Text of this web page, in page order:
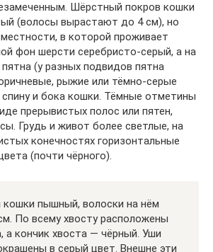
Шёрстный покров кошки
(волосы вырастают до 4 см), но
в которой проживает
фон шерсти серебристо-серый, а на
(у разных подвидов пятна
рыжие или тёмно-серые
и бока кошки. Тёмные отметины
прерывистых полос или пятен,
Грудь и живот более светлые, на
конечностях горизонтальные
(почти чёрного).
кошки пышный, волоски на нём
По всему хвосту расположены
а кончик хвоста — чёрный. Уши
в серый цвет. Внешне эти